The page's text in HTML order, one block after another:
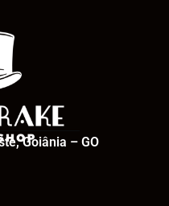
Goiânia – GO